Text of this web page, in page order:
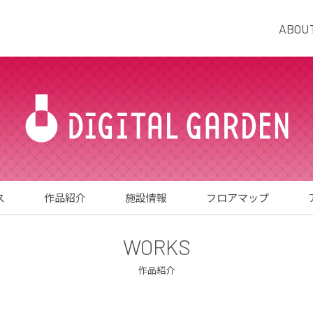
作品紹介 施設情報 フロアマップ
WORKS
作品紹介